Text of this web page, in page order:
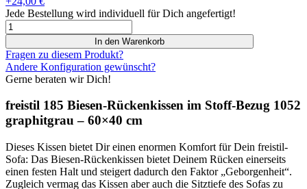
Jede Bestellung wird individuell für Dich angefertigt!
freistil
185
Biesen-
Rückenkissen
im
Stoff-
Bezug
1052
graphitgrau
60x40
cm
Menge
In den Warenkorb
Fragen zu diesem Produkt?
Andere Konfiguration gewünscht?
Gerne beraten wir Dich!
freistil 185 Biesen-Rückenkissen im Stoff-Bezug 1052
graphitgrau – 60×40 cm
Dieses Kissen bietet Dir einen enormen Komfort für Dein freistil-
Sofa: Das Biesen-Rückenkissen bietet Deinem Rücken einerseits
einen festen Halt und steigert dadurch den Faktor „Geborgenheit“.
Zugleich vermag das Kissen aber auch die Sitztiefe des Sofas zu